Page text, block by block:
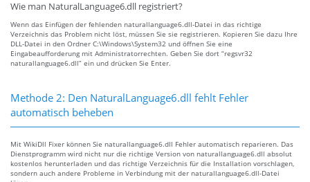
Wie man NaturalLanguage6.dll registriert?
Wenn das Einfügen der fehlenden naturallanguage6.dll-Datei in das richtige
Verzeichnis das Problem nicht löst, müssen Sie sie registrieren. Kopieren Sie dazu Ihre
DLL-Datei in den Ordner C:\Windows\System32 und öffnen Sie eine
Eingabeaufforderung mit Administratorrechten. Geben Sie dort “regsvr32
naturallanguage6.dll” ein und drücken Sie Enter.
Methode 2: Den NaturalLanguage6.dll fehlt Fehler
automatisch beheben
Mit WikiDll Fixer können Sie naturallanguage6.dll Fehler automatisch reparieren. Das
Dienstprogramm wird nicht nur die richtige Version von naturallanguage6.dll absolut
kostenlos herunterladen und das richtige Verzeichnis für die Installation vorschlagen,
sondern auch andere Probleme in Verbindung mit der naturallanguage6.dll-Datei